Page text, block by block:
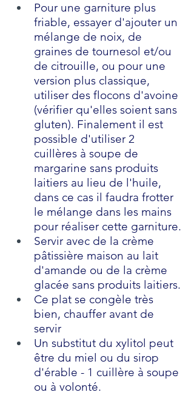
Pour une garniture plus
friable, essayer d'ajouter un
mélange de noix, de
graines de tournesol et/ou
de citrouille, ou pour une
version plus classique,
utiliser des flocons d'avoine
(vérifier qu'elles soient sans
gluten). Finalement il est
possible d'utiliser 2
cuillères à soupe de
margarine sans produits
laitiers au lieu de l'huile,
dans ce cas il faudra frotter
le mélange dans les mains
pour réaliser cette garniture.
Servir avec de la crème
pâtissière maison au lait
d'amande ou de la crème
glacée sans produits laitiers.
Ce plat se congèle très
bien, chauffer avant de
servir
Un substitut du xylitol peut
être du miel ou du sirop
d'érable - 1 cuillère à soupe
ou à volonté.